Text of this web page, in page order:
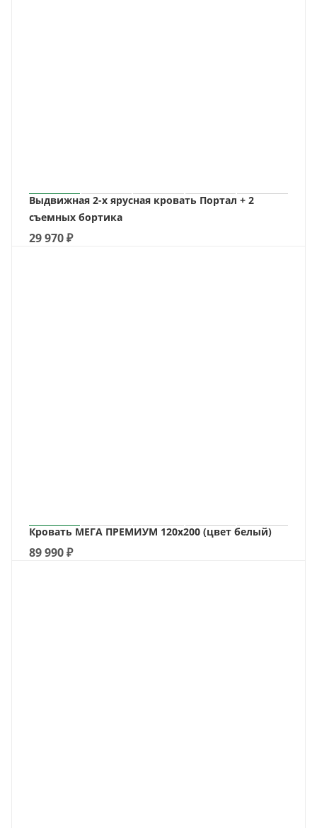
Выдвижная 2-х ярусная кровать Портал + 2
съемных бортика
29 970₽
Кровать МЕГА ПРЕМИУМ 120х200 (цвет белый)
89 990₽